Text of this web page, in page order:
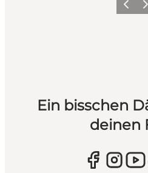
Zurück
Ein bisschen
deinen